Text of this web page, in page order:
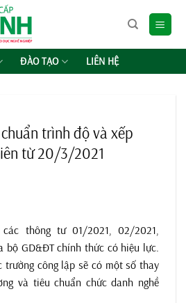
ĐÀO TẠO LIÊN HỆ
trình độ và xếp
từ 20/3/2021
thông tư 01/2021, 02/2021,
GD&ĐT chính thức có hiệu lực.
trường công lập sẽ có một số thay
và tiêu chuẩn chức danh nghề